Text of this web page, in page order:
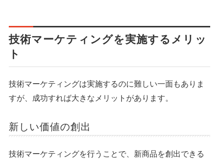
技術マーケティングを実施するメリッ
ト
技術マーケティングは実施するのに難しい一面もありま
すが、成功すれば大きなメリットがあります。
新しい価値の創出
技術マーケティングを行うことで、新商品を創出できる